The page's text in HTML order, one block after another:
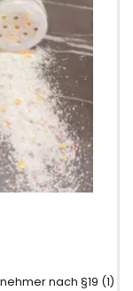
nach §19 (1)